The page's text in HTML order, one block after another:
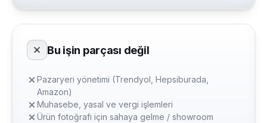
Bu işin parçası değil
Pazaryeri yönetimi (Trendyol, Hepsiburada,
Amazon)
Muhasebe, yasal ve vergi işlemleri
Ürün fotoğrafı için sahaya gelme / showroom